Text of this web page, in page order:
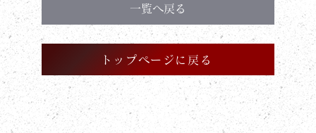
一覧へ戻る
トップページに戻る